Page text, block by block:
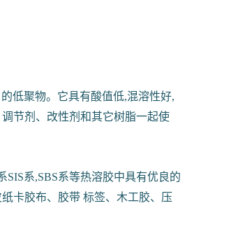
低聚物。它具有酸值低,混溶性好,
节剂、改性剂和其它树脂一起使
系,SBS系等热溶胶中具有优良的
卡胶布、胶带 标签、木工胶、压